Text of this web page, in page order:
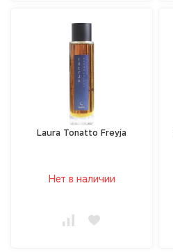
Laura Tonatto Freyja
Нет в наличии